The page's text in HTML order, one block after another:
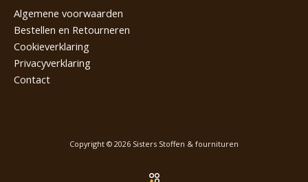
Algemene voorwaarden
Bestellen en Retourneren
Cookieverklaring
Privacyverklaring
Contact
Copyright © 2026 Sisters Stoffen & fournituren